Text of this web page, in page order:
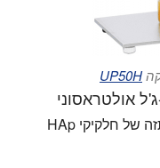
UP50H
מסלול סול-ג'ל בסיוע אולטרסאונד לסינתזה של חלקיקי HAp